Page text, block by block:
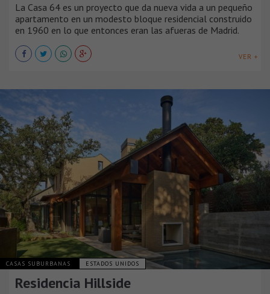
La Casa 64 es un proyecto que da nueva vida a un pequeño
apartamento en un modesto bloque residencial construido
en 1960 en lo que entonces eran las afueras de Madrid.
VER +
CASAS SUBURBANAS ESTADOS UNIDOS
Residencia Hillside